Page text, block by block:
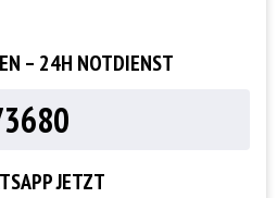
– 24H NOTDIENST
JETZT